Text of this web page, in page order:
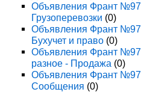
Объявления Франт №97
Грузоперевозки (0)
Объявления Франт №97
Бухучет и право (0)
Объявления Франт №97
разное - Продажа (0)
Объявления Франт №97
Сообщения (0)